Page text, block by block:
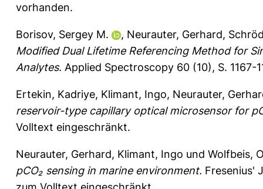
vorhanden.
Borisov, Sergey M. , Neurauter, Gerhard,
Modified Dual Lifetime Referencing Method for
Analytes. Applied Spectroscopy 60 (10), S. 1167-
Ertekin, Kadriye, Klimant, Ingo, Neurauter,
reservoir-type capillary optical microsensor for
Volltext eingeschränkt.
Neurauter, Gerhard, Klimant, Ingo und Wolfbeis,
pCO₂ sensing in marine environment. Fresenius'